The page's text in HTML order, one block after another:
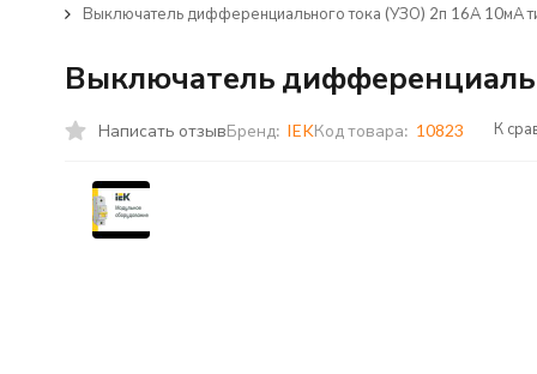
Выключатель дифференциального тока (УЗО) 2п 16А 10мА
Выключатель
Написать отзывБренд: IEKКод товара: 10823 К